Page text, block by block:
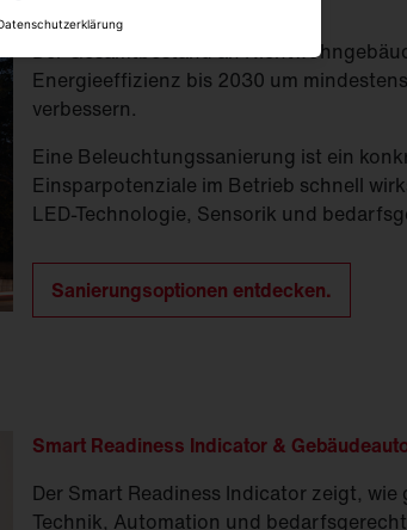
Der Gesamtbestand an
Energieeffizienz bis 2030 um
verbessern.
Eine Beleuchtungssanierung ist ein
Einsparpotenziale im Betrieb schnell
LED-Technologie, Sensorik und
Sanierungsoptionen entdecken.
Smart Readiness Indicator &
Der Smart Readiness Indicator zeigt,
Technik, Automation und